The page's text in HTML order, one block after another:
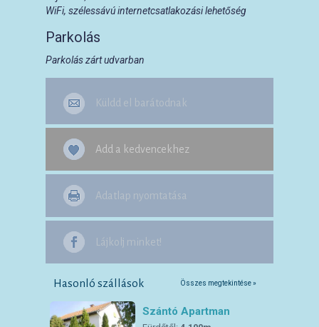
WiFi, szélessávú internetcsatlakozási lehetőség
Parkolás
Parkolás zárt udvarban
Küldd el barátodnak
Add a kedvencekhez
Adatlap nyomtatása
Lájkolj minket!
Hasonló szállások Összes megtekintése »
Szántó Apartman